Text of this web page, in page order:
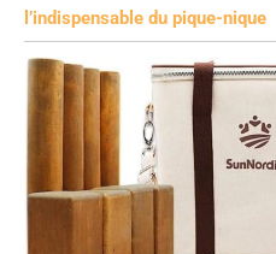
l’indispensable du pique-nique